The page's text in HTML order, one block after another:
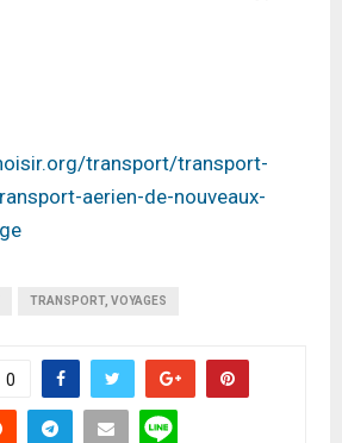
transport/transport-
aerien-de-nouveaux-
TRANSPORT, VOYAGES
0